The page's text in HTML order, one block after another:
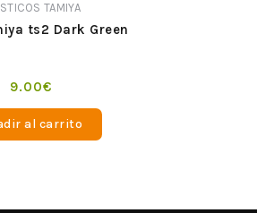
TAMIYA
ts2 Dark Green
9.00€
al carrito